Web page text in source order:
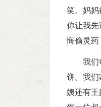
笑。妈妈
你让我先
悔偷灵药
我们
饼。我们
姨还有王